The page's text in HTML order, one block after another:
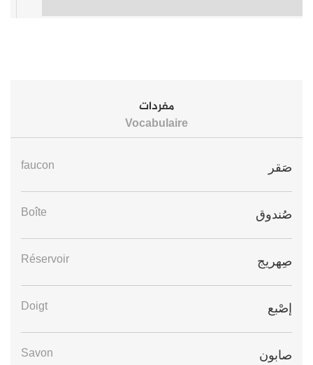
مفردات
Vocabulaire
صَقر faucon
صُندوق Boîte
صِهريج Réservoir
إصْبع Doigt
صابون Savon